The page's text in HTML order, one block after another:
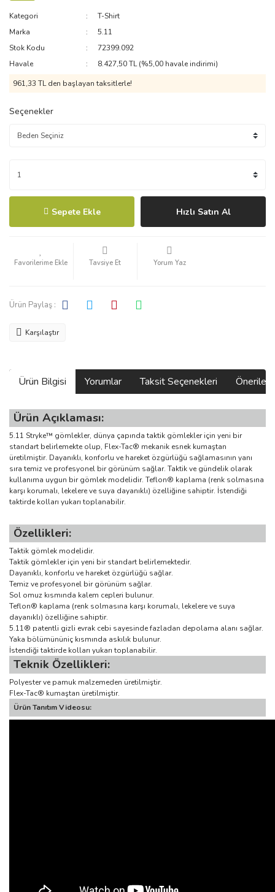
Kategori
T-Shirt
Marka
5.11
Stok Kodu
72399.092
Havale
8.427,50 TL (%5,00 havale indirimi)
961,33 TL den başlayan taksitlerle!
Seçenekler
Sepete Ekle Hızlı Satın Al
Tavsiye Et Yorum Yaz
Ürün Paylaş :
Karşılaştır
Ürün Bilgisi Yorumlar Taksit Seçenekleri
Ürün Açıklaması:
5.11 Stryke™ gömlekler, dünya çapında taktik gömlekler için yeni bir
standart belirlemekte olup, Flex-Tac® mekanik esnek kumaştan
üretilmiştir. Dayanıklı, konforlu ve hareket özgürlüğü sağlamasının yanı
sıra temiz ve profesyonel bir görünüm sağlar. Taktik ve gündelik olarak
kullanıma uygun bir gömlek modelidir. Teflon® kaplama (renk solmasına
karşı korumalı, lekelere ve suya dayanıklı) özelliğine sahiptir. İstendiği
taktirde kolları yukarı toplanabilir.
Özellikleri:
Taktik gömlek modelidir.
Taktik gömlekler için yeni bir standart belirlemektedir.
Dayanıklı, konforlu ve hareket özgürlüğü sağlar.
Temiz ve profesyonel bir görünüm sağlar.
Sol omuz kısmında kalem cepleri bulunur.
Teflon® kaplama (renk solmasına karşı korumalı, lekelere ve suya
dayanıklı) özelliğine sahiptir.
5.11® patentli gizli evrak cebi sayesinde fazladan depolama alanı sağlar.
Yaka bölümününiç kısmında askılık bulunur.
İstendiği taktirde kolları yukarı toplanabilir.
Teknik Özellikleri:
Polyester ve pamuk malzemeden üretilmiştir.
Flex-Tac® kumaştan üretilmiştir.
Ürün Tanıtım Videosu: